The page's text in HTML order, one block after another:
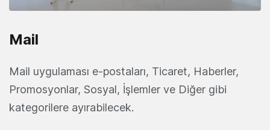
Mail
Mail uygulaması e-postaları, Ticaret, Haberler,
Promosyonlar, Sosyal, İşlemler ve Diğer gibi
kategorilere ayırabilecek.